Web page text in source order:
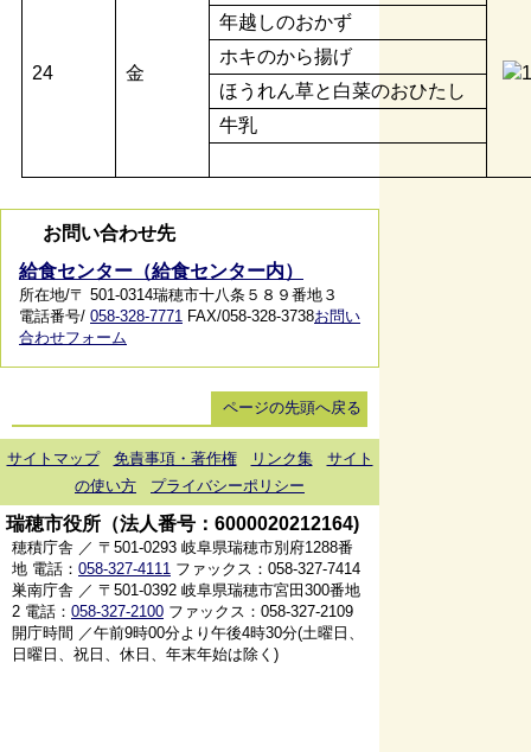
24 金
年越しのおかず
ホキのから揚げ
ほうれん草と白菜のおひたし
牛乳
お問い合わせ先
給食センター（給食センター内）
所在地/〒 501-0314瑞穂市十八条５８９番地３
電話番号/ 058-328-7771 FAX/058-328-3738お問い
合わせフォーム
ページの先頭へ戻る
サイトマップ 免責事項・著作権 リンク集
サイト
の使い方
プライバシーポリシー
瑞穂市役所（法人番号：6000020212164)
穂積庁舎 ／ 〒501-0293 岐阜県瑞穂市別府1288番
地 電話： 058-327-4111 ファックス：058-327-7414
巣南庁舎 ／ 〒501-0392 岐阜県瑞穂市宮田300番地
2 電話： 058-327-2100 ファックス：058-327-2109
開庁時間 ／午前9時00分より午後4時30分(土曜日、
日曜日、祝日、休日、年末年始は除く)